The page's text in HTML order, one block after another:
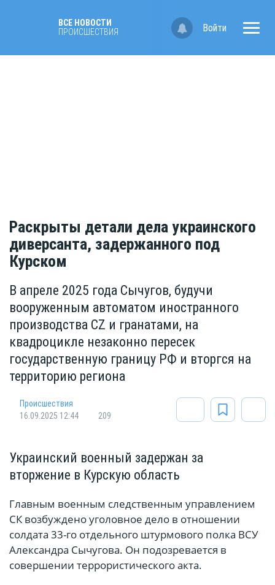
ВСЕ НОВОСТИ
ПРОИСШЕСТВИЯ
Войти
Раскрыты детали дела украинского
диверсанта, задержанного под
Курском
В апреле 2025 года Сычугов, будучи
вооруженным автоматом иностранного
производства CZ и гранатами, на
квадроцикле незаконно пересек
государственную границу РФ и вторгся на
территорию региона
Происшествия
16.09.2025 12:44
209
Украинский военный задержан за
вторжение в Курскую область
Главным военным следственным управлением
СК возбуждено уголовное дело в отношении
солдата 33-го отдельного штурмового полка ВСУ
Александра Сычугова. Он подозревается в
совершении террористического акта.